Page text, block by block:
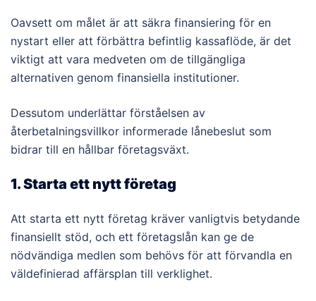
Oavsett om målet är att säkra finansiering för en
nystart eller att förbättra befintlig kassaflöde, är det
viktigt att vara medveten om de tillgängliga
alternativen genom finansiella institutioner.
Dessutom underlättar förståelsen av
återbetalningsvillkor informerade lånebeslut som
bidrar till en hållbar företagsväxt.
1. Starta ett nytt företag
Att starta ett nytt företag kräver vanligtvis betydande
finansiellt stöd, och ett företagslån kan ge de
nödvändiga medlen som behövs för att förvandla en
väldefinierad affärsplan till verklighet.